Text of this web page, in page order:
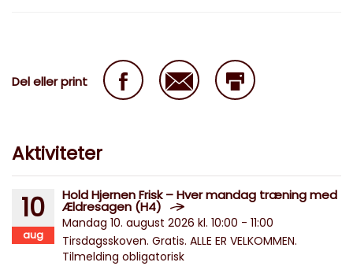
Del eller print
Aktiviteter
10
aug
Hold Hjernen Frisk – Hver mandag træning med
Ældresagen (H4)
Mandag 10. august 2026 kl. 10:00 - 11:00
Tirsdagsskoven. Gratis. ALLE ER VELKOMMEN.
Tilmelding obligatorisk